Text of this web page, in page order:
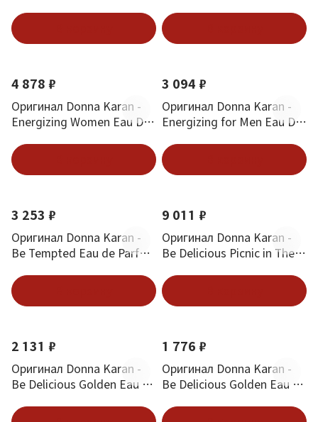
4 878 ₽
Оригинал Donna Karan -
Energizing Women Eau De
3 094 ₽
Оригинал Donna Karan -
Energizing for Men Eau De
3 253 ₽
Оригинал Donna Karan -
Be Tempted Eau de Parfum
9 011 ₽
Оригинал Donna Karan -
Be Delicious Picnic in The
2 131 ₽
Оригинал Donna Karan -
Be Delicious Golden Eau de
1 776 ₽
Оригинал Donna Karan -
Be Delicious Golden Eau de